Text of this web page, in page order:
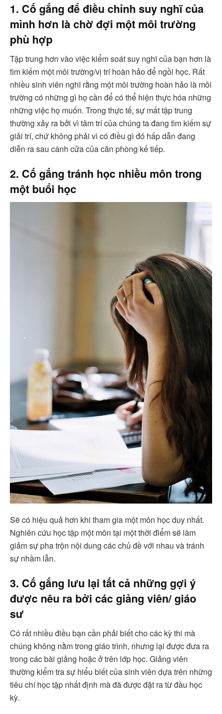
1. Cố gắng để điều chỉnh suy nghĩ của
mình hơn là chờ đợi một môi trường
phù hợp
Tập trung hơn vào việc kiểm soát suy nghĩ của bạn hơn là
tìm kiếm một môi trường/vị trí hoàn hảo để ngồi học. Rất
nhiều sinh viên nghĩ rằng một môi trường hoàn hảo là môi
trường có những gì họ cần để có thể hiện thực hóa những
những việc họ muốn. Trong thực tế, sự mất tập trung
thường xảy ra bởi vì tâm trí của chúng ta đang tìm kiếm sự
giải trí, chứ không phải vì có điều gì đó hấp dẫn đang
diễn ra sau cánh cửa của căn phòng kế tiếp.
2. Cố gắng tránh học nhiều môn trong
một buổi học
Sẽ có hiệu quả hơn khi tham gia một môn học duy nhất.
Nghiên cứu học tập một môn tại một thời điểm sẽ làm
giảm sự pha trộn nội dung các chủ đề với nhau và tránh
sự nhầm lẫn.
3. Cố gắng lưu lại tất cả những gợi ý
được nêu ra bởi các giảng viên/ giáo
sư
Có rất nhiều điều bạn cần phải biết cho các kỳ thi mà
chúng không nằm trong giáo trình, nhưng lại được đưa ra
trong các bài giảng hoặc ở trên lớp học. Giảng viên
thường kiểm tra sự hiểu biết của sinh viên dựa trên những
tiêu chí học tập nhất định mà đã được đặt ra từ đầu học
kỳ.